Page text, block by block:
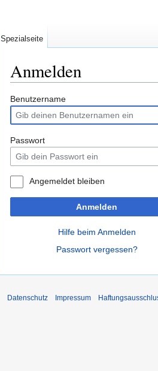
Anmelden
Zur
Navigation
springen
Zur
Suche
springen
Benutzername
Passwort
Angemeldet bleiben
Anmelden
Hilfe beim Anmelden
Passwort vergessen?
Spezialseite
Datenschutz Impressum